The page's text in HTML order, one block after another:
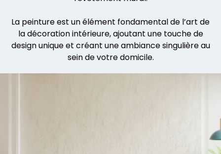
La peinture est un élément fondamental de l’art de
la décoration intérieure, ajoutant une touche de
design unique et créant une ambiance singulière au
sein de votre domicile.